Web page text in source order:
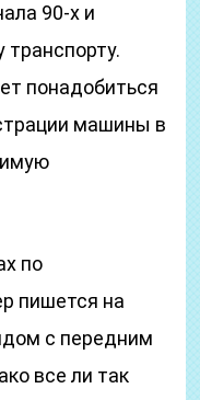
90-х и
понадобиться
машины в
по
пишется на
с передним
все ли так